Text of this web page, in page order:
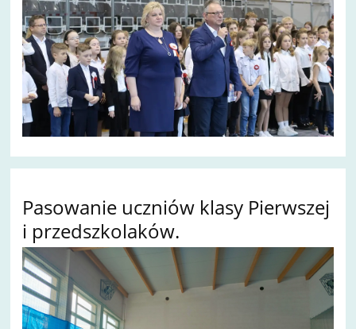
Pasowanie uczniów klasy Pierwszej
i przedszkolaków.